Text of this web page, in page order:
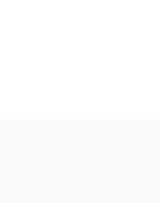
durch die